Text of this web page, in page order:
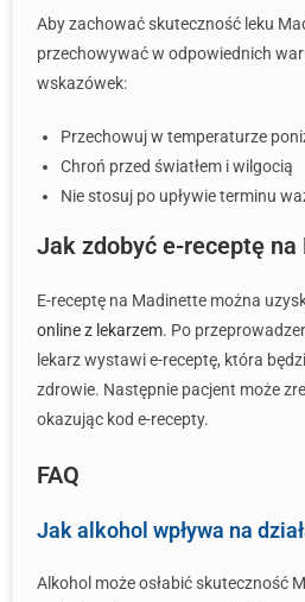
Aby zachować skuteczność leku
przechowywać w odpowiednich
wskazówek:
Przechowuj w temperaturze
Chroń przed światłem i wilgocią
Nie stosuj po upływie terminu
Jak zdobyć e-receptę
E-receptę na Madinette można
online z lekarzem. Po
lekarz wystawi e-receptę, która
zdrowie. Następnie pacjent może
okazując kod e-recepty.
FAQ
Jak alkohol wpływa na
Alkohol może osłabić skuteczność